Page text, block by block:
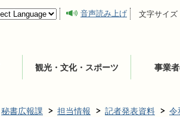
音声読み上げ 文字サイズ
観光・文化・スポーツ 事業
秘書広報課 担当情報 記者発表資料
令